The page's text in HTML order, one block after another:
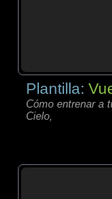
Plantilla:
Cómo entrenar a
Cielo,